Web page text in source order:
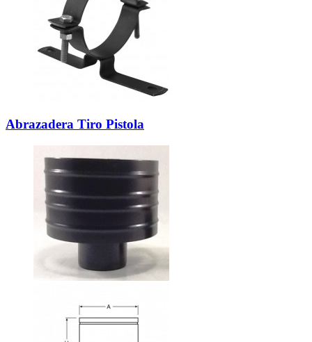
Abrazadera Tiro Pistola